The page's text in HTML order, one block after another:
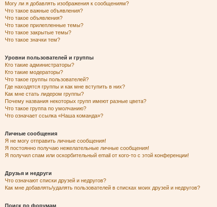
Могу ли я добавлять изображения к сообщениям?
Что такое важные объявления?
Что такое объявления?
Что такое прилепленные темы?
Что такое закрытые темы?
Что такое значки тем?
Уровни пользователей и группы
Кто такие администраторы?
Кто такие модераторы?
Что такое группы пользователей?
Где находятся группы и как мне вступить в них?
Как мне стать лидером группы?
Почему названия некоторых групп имеют разные цвета?
Что такое группа по умолчанию?
Что означает ссылка «Наша команда»?
Личные сообщения
Я не могу отправить личные сообщения!
Я постоянно получаю нежелательные личные сообщения!
Я получил спам или оскорбительный email от кого-то с этой конференции!
Друзья и недруги
Что означают списки друзей и недругов?
Как мне добавлять/удалять пользователей в списках моих друзей и недругов?
Поиск по форумам